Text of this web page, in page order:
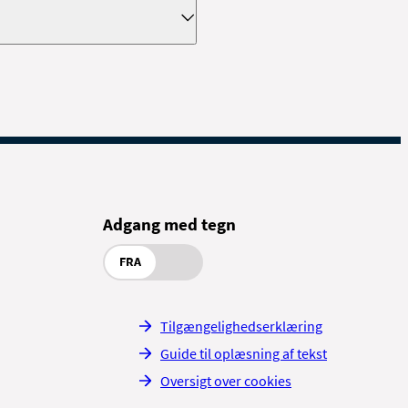
ved receptionen.
kan du eventuelt læse
Adgang med tegn
FRA
Tilgængelighedserklæring
Guide til oplæsning af tekst
Oversigt over cookies